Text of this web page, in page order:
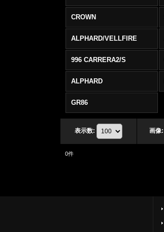
CROWN
ALPHARD/VELLFIRE
996 CARRERA2/S
ALPHARD
GR86
表示数: 画像:
0件